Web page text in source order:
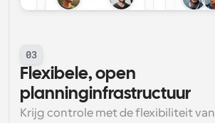
03
Flexibele, open
planninginfrastructuur
Krijg controle met de flexibiliteit